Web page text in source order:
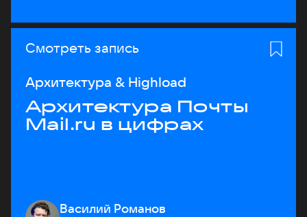
Смотреть запись
Архитектура & Highload
Архитектура Почты
Mail.ru в цифрах
Василий Романов